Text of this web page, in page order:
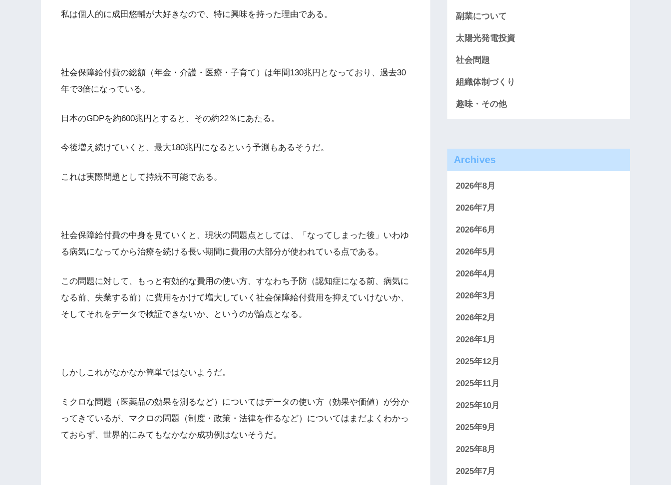
私は個人的に成田悠輔が大好きなので、特に興味を持った理由である。
社会保障給付費の総額（年金・介護・医療・子育て）は年間130兆円となっており、過去30
年で3倍になっている。
日本のGDPを約600兆円とすると、その約22％にあたる。
今後増え続けていくと、最大180兆円になるという予測もあるそうだ。
これは実際問題として持続不可能である。
社会保障給付費の中身を見ていくと、現状の問題点としては、「なってしまった後」いわゆ
る病気になってから治療を続ける長い期間に費用の大部分が使われている点である。
この問題に対して、もっと有効的な費用の使い方、すなわち予防（認知症になる前、病気に
なる前、失業する前）に費用をかけて増大していく社会保障給付費用を抑えていけないか、
そしてそれをデータで検証できないか、というのが論点となる。
しかしこれがなかなか簡単ではないようだ。
ミクロな問題（医薬品の効果を測るなど）についてはデータの使い方（効果や価値）が分か
ってきているが、マクロの問題（制度・政策・法律を作るなど）についてはまだよくわかっ
ておらず、世界的にみてもなかなか成功例はないそうだ。
副業について
太陽光発電投資
社会問題
組織体制づくり
趣味・その他
Archives
2026年8月
2026年7月
2026年6月
2026年5月
2026年4月
2026年3月
2026年2月
2026年1月
2025年12月
2025年11月
2025年10月
2025年9月
2025年8月
2025年7月